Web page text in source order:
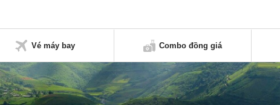
Vé máy bay Combo đồng giá